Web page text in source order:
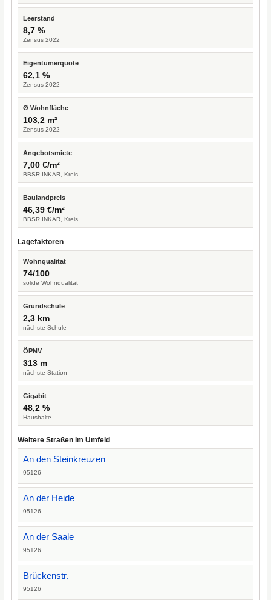
Leerstand
8,7 %
Zensus 2022
Eigentümerquote
62,1 %
Zensus 2022
Ø Wohnfläche
103,2 m²
Zensus 2022
Angebotsmiete
7,00 €/m²
BBSR INKAR, Kreis
Baulandpreis
46,39 €/m²
BBSR INKAR, Kreis
Lagefaktoren
Wohnqualität
74/100
solide Wohnqualität
Grundschule
2,3 km
nächste Schule
ÖPNV
313 m
nächste Station
Gigabit
48,2 %
Haushalte
Weitere Straßen im Umfeld
An den Steinkreuzen
95126
An der Heide
95126
An der Saale
95126
Brückenstr.
95126